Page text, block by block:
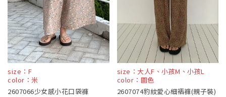
size：F
color：米
2607066少女感小花口袋褲
size：大人F、小孩M、小孩L
color：圖色
2607074豹紋愛心細褶褲(親子裝)